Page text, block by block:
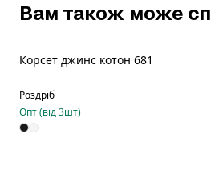
Вам також може
Корсет джинс котон 681
Роздріб
Опт (від3шт)